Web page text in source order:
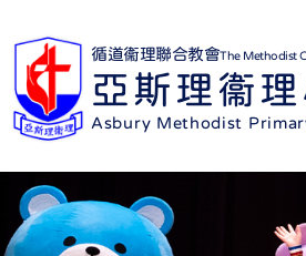
循道衞理聯合教會The Methodist
亞斯理衞
Asbury Methodist